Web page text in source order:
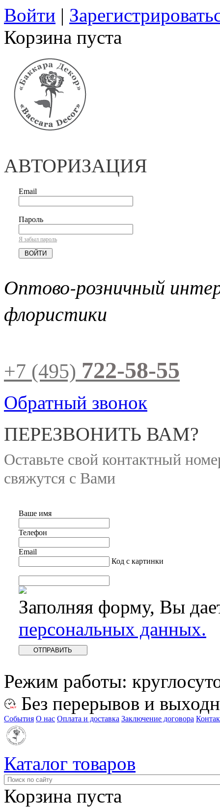
Войти |
Корзина пуста
АВТОРИЗАЦИЯ
Email
Пароль
Я забыл пароль
Оптово-розничный
флористики
+7 (495) 722-58-55
Обратный звонок
ПЕРЕЗВОНИТЬ ВАМ?
Оставьте свой контактный
свяжутся с Вами
Ваше имя
Телефон
Email
Код с картинки
Заполняя форму, Вы
персональных данных.
Режим работы:
Без перерывов и
События О нас Оплата и доставка Заключение договора
Каталог товаров
Корзина пуста